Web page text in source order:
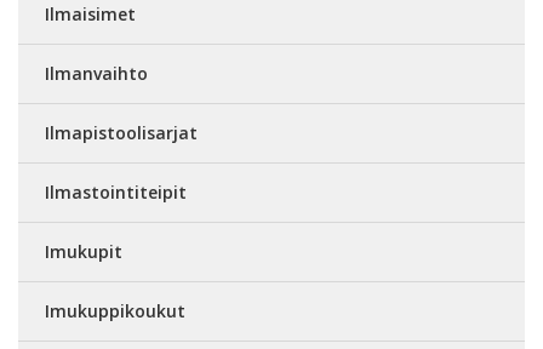
Ilmaisimet
Ilmanvaihto
Ilmapistoolisarjat
Ilmastointiteipit
Imukupit
Imukuppikoukut